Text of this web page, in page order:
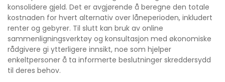
konsolidere gjeld. Det er avgjørende å beregne den totale
kostnaden for hvert alternativ over låneperioden, inkludert
renter og gebyrer. Til slutt kan bruk av online
sammenligningsverktøy og konsultasjon med økonomiske
rådgivere gi ytterligere innsikt, noe som hjelper
enkeltpersoner å ta informerte beslutninger skreddersydd
til deres behov.